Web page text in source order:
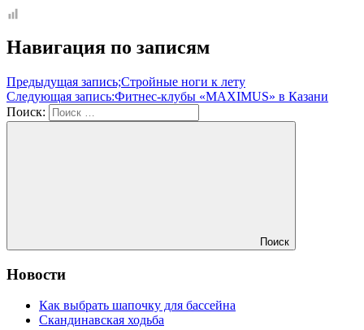
Навигация по записям
Предыдущая запись;Стройные ноги к лету
Следующая запись:Фитнес-клубы «MAXIMUS» в Казани
Поиск:
Поиск
Новости
Как выбрать шапочку для бассейна
Скандинавская ходьба